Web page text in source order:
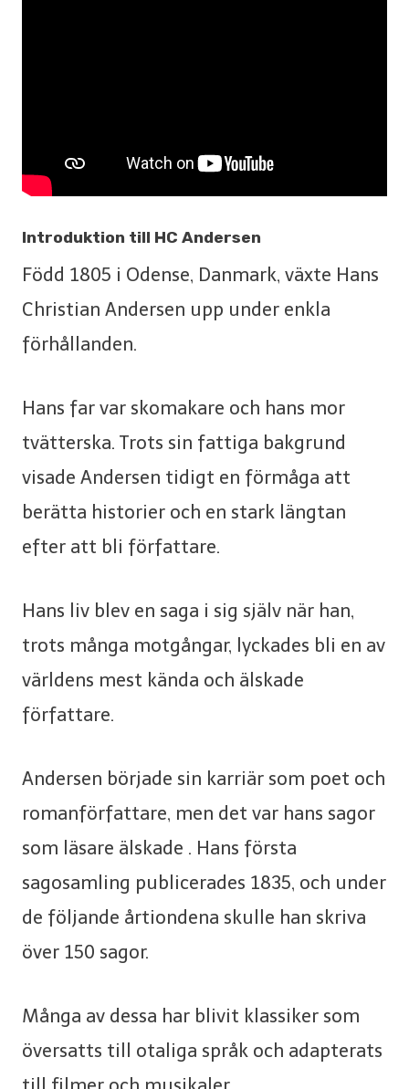
Introduktion till HC Andersen
Född 1805 i Odense, Danmark, växte Hans
Christian Andersen upp under enkla
förhållanden.
Hans far var skomakare och hans mor
tvätterska. Trots sin fattiga bakgrund
visade Andersen tidigt en förmåga att
berätta historier och en stark längtan
efter att bli författare.
Hans liv blev en saga i sig själv när han,
trots många motgångar, lyckades bli en av
världens mest kända och älskade
författare.
Andersen började sin karriär som poet och
romanförfattare, men det var hans sagor
som läsare älskade . Hans första
sagosamling publicerades 1835, och under
de följande årtiondena skulle han skriva
över 150 sagor.
Många av dessa har blivit klassiker som
översatts till otaliga språk och adapterats